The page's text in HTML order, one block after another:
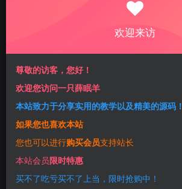
分享一个漂亮的毛玻璃个人引导单页源码
此内容为免费资源，请登录后查看
前言
超级漂亮的个人引导页/毛玻璃引导页
欢迎来访
尊敬的访客，您好！
欢迎您访问一只薛眠羊
本站致力于分享实用的教学以及精美的源码！
如果您也喜欢本站
您也可以进行购买会员支持站长
本站会员限时特惠
买不了吃亏买不了上当，限时抢购中！